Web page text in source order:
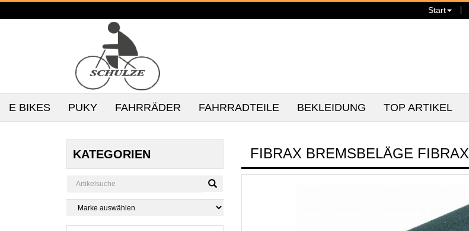
Start
E BIKES PUKY FAHRRÄDER FAHRRADTEILE BEKLEIDUNG TOP ARTIKEL
KATEGORIEN FIBRAX BREMSBELÄGE FIBRAX